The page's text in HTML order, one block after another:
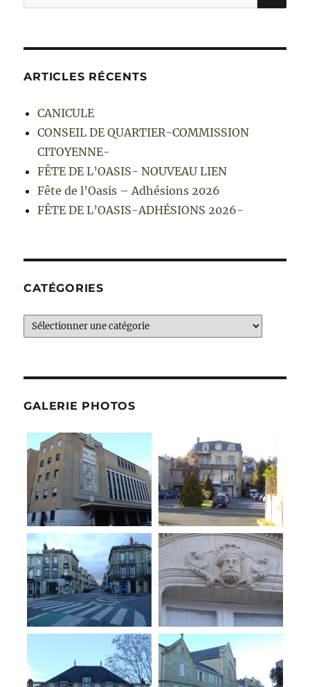
pour :
ARTICLES RÉCENTS
CANICULE
CONSEIL DE QUARTIER-COMMISSION
CITOYENNE-
FÊTE DE L’OASIS- NOUVEAU LIEN
Fête de l’Oasis – Adhésions 2026
FÊTE DE L’OASIS-ADHÉSIONS 2026-
CATÉGORIES
Catégories
GALERIE PHOTOS